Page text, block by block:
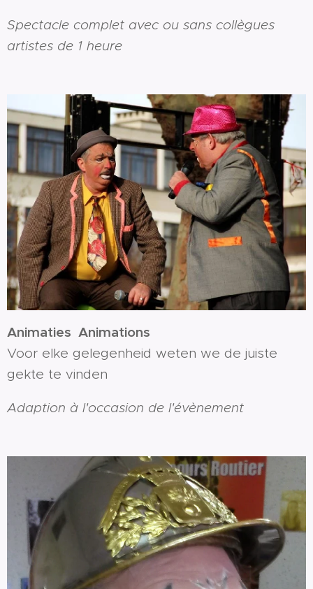
Spectacle complet avec ou sans collègues
artistes de 1 heure
Animaties Animations
Voor elke gelegenheid weten we de juiste
gekte te vinden
Adaption à l'occasion de l'évènement